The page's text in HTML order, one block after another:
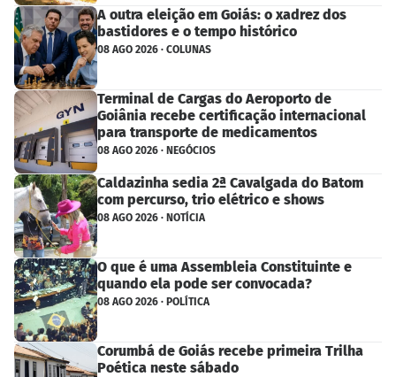
A outra eleição em Goiás: o xadrez dos
bastidores e o tempo histórico
08 AGO 2026 · COLUNAS
Terminal de Cargas do Aeroporto de
Goiânia recebe certificação internacional
para transporte de medicamentos
08 AGO 2026 · NEGÓCIOS
Caldazinha sedia 2ª Cavalgada do Batom
com percurso, trio elétrico e shows
08 AGO 2026 · NOTÍCIA
O que é uma Assembleia Constituinte e
quando ela pode ser convocada?
08 AGO 2026 · POLÍTICA
Corumbá de Goiás recebe primeira Trilha
Poética neste sábado